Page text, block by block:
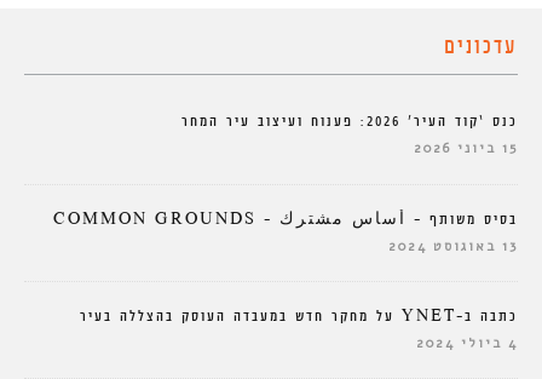
עדכונים
כנס ‘קוד העיר’ 2026: פענוח ועיצוב עיר המחר
15 ביוני 2026
בסיס משותף – أساس مشترك – COMMON GROUNDS
13 באוגוסט 2024
כתבה ב-YNET על מחקר חדש במעבדה העוסק בהצללה בעיר
4 ביולי 2024